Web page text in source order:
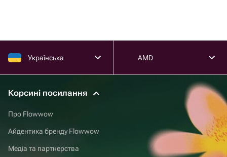
Українська AMD
Корсині посилання
Про Flowwow
Айдентика бренду Flowwow
Медіа та партнерства